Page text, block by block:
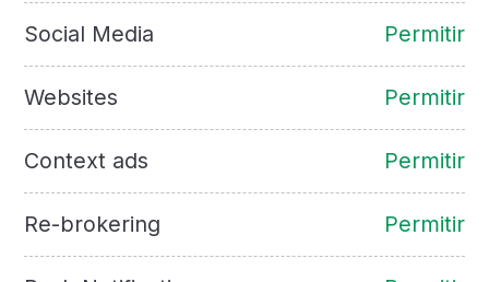
Social Media Permitir
Websites Permitir
Context ads Permitir
Re-brokering Permitir